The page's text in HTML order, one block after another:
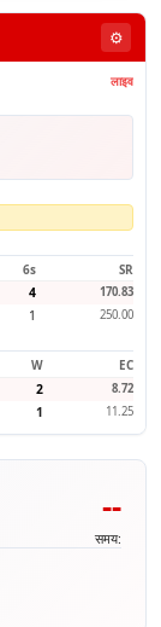
⚙️
लाइव
6s
SR
4 170.83
1 250.00
W
EC
2 8.72
1 11.25
--
समय: